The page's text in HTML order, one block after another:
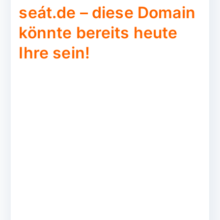
seát.de – diese Domain
könnte bereits heute
Ihre sein!